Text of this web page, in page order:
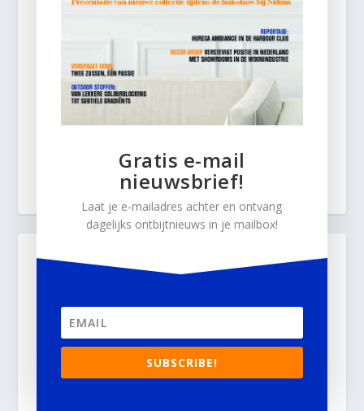
Gratis e-mail
nieuwsbrief!
Laat je e-mailadres achter en ontvang
dagelijks ontbijtnieuws in je mailbox!
SUBSCRIBE!